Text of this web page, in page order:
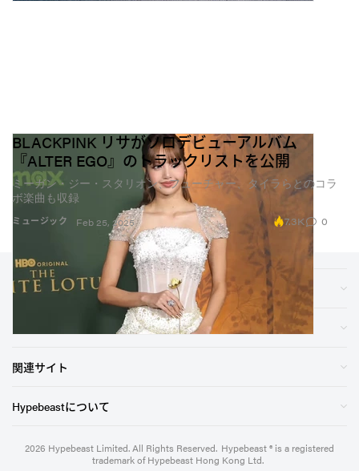
ミュージック
BLACKPINK リサがソロデビューアルバム
『ALTER EGO』のトラックリストを公開
ミーガン・ジー・スタリオン、フューチャー、タイラらとのコラ
ボ楽曲も収録
Feb 25, 2025 7.3K 0
ジャンル別
関連サイト
Hypebeastについて
2026 Hypebeast Limited. All Rights Reserved. Hypebeast ® is a registered
trademark of Hypebeast Hong Kong Ltd.